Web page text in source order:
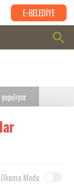
E-BELEDİYE
Okuma Modu